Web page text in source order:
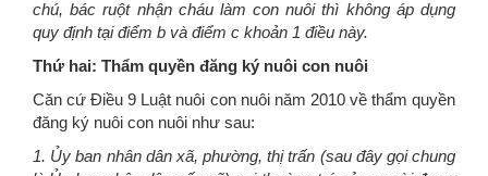
chú, bác ruột nhận cháu làm con nuôi thì không áp dụng
quy định tại điểm b và điểm c khoản 1 điều này.
Thứ hai: Thẩm quyền đăng ký nuôi con nuôi
Căn cứ Điều 9 Luật nuôi con nuôi năm 2010 về thẩm quyền
đăng ký nuôi con nuôi như sau:
1. Ủy ban nhân dân xã, phường, thị trấn (sau đây gọi chung